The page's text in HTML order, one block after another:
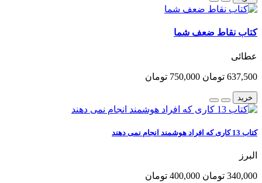
کتاب نقاط ضعف شما
عطائی
637,500 تومان 750,000 تومان
خرید
کتاب 13 کاری که افراد هوشمند انجام نمی دهند
البرز
340,000 تومان 400,000 تومان